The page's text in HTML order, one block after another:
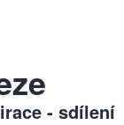
- sdílení